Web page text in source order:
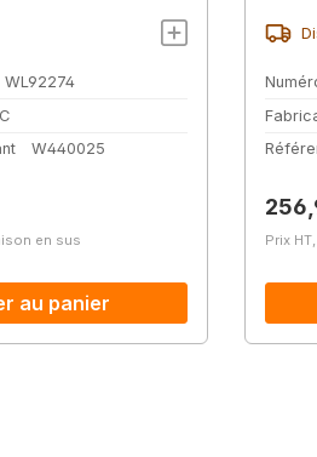
WL92274
W440025
en sus
au panier
Prix
Prix